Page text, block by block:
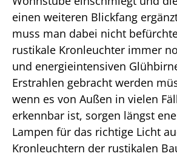
einen weiteren Blickfang
muss man dabei nicht
rustikale Kronleuchter immer
und energieintensiven
Erstrahlen gebracht werden
wenn es von Außen in vielen
erkennbar ist, sorgen längst
Lampen für das richtige Licht
Kronleuchtern der rustikalen